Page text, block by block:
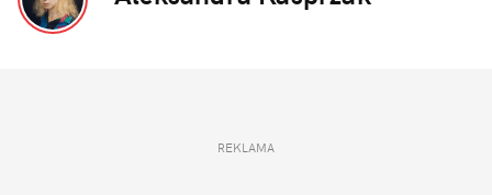
REKLAMA